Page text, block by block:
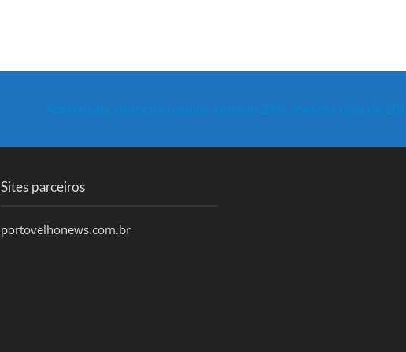
Abstenção, brancos e nulos somam 29%, mesma taxa de
Sites parceiros
portovelhonews.com.br